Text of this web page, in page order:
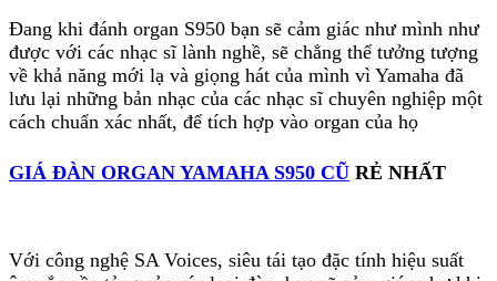
Đang khi đánh organ S950 bạn sẽ cảm giác như mình như
được với các nhạc sĩ lành nghề, sẽ chẳng thể tưởng tượng
về khả năng mới lạ và giọng hát của mình vì Yamaha đã
lưu lại những bản nhạc của các nhạc sĩ chuyên nghiệp một
cách chuẩn xác nhất, để tích hợp vào organ của họ
GIÁ ĐÀN ORGAN YAMAHA S950 CŨ RẺ NHẤT
Với công nghệ SA Voices, siêu tái tạo đặc tính hiệu suất